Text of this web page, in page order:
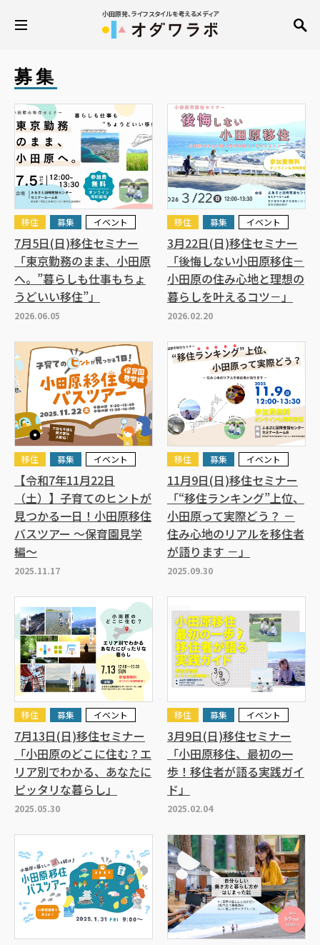
小田原発、ライフスタイルを考えるメディア
募集
2026.06.05
移住 募集 イベント
7月5日(日)移住セミナー
「東京勤務のまま、小田原
へ。”暮らしも仕事もちょ
うどいい移住”」
2026.02.20
移住 募集 イベント
3月22日(日)移住セミナー
「後悔しない小田原移住－
小田原の住み心地と理想の
暮らしを叶えるコツ－」
2025.11.17
移住 募集 イベント
【令和7年11月22日
（土）】子育てのヒントが
見つかる一日！小田原移住
バスツアー ～保育園見学
編～
2025.09.30
移住 募集 イベント
11月9日(日)移住セミナー
「“移住ランキング”上位、
小田原って実際どう？ －
住み心地のリアルを移住者
が語ります －」
2025.05.30
移住 募集 イベント
7月13日(日)移住セミナー
「小田原のどこに住む？エ
リア別でわかる、あなたに
ピッタリな暮らし」
2025.02.04
移住 募集 イベント
3月9日(日)移住セミナー
「小田原移住、最初の一
歩！移住者が語る実践ガイ
ド」